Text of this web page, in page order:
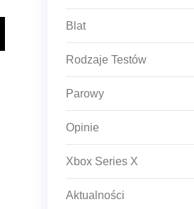
Blat
Rodzaje Testów
Parowy
Opinie
Xbox Series X
Aktualności